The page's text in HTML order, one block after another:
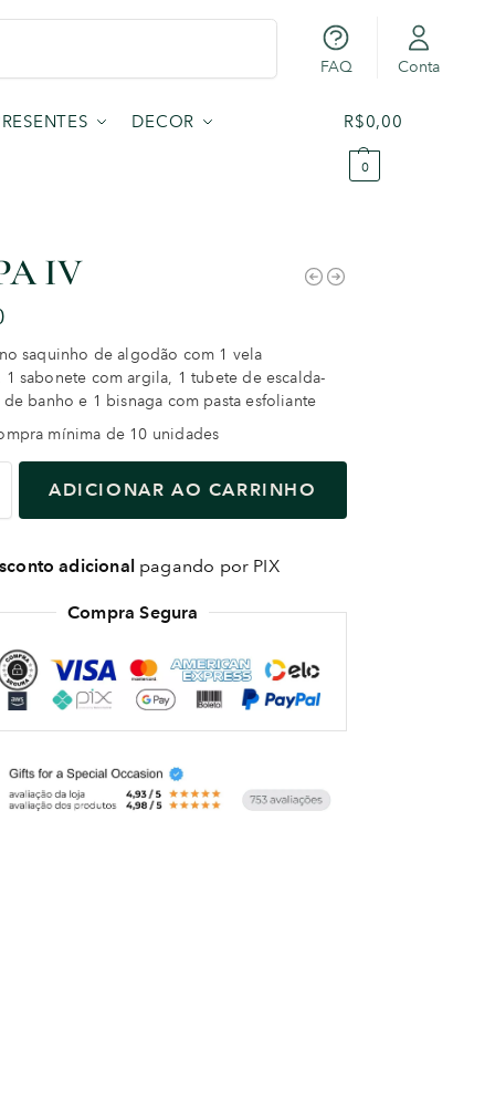
FAQ Conta
DECOR R$0,00
0
IV
no saquinho de algodão com 1 vela
1 sabonete com argila, 1 tubete de escalda-
de banho e 1 bisnaga com pasta esfoliante
mínima de 10 unidades
ADICIONAR AO CARRINHO
adicional pagando por PIX
Compra Segura